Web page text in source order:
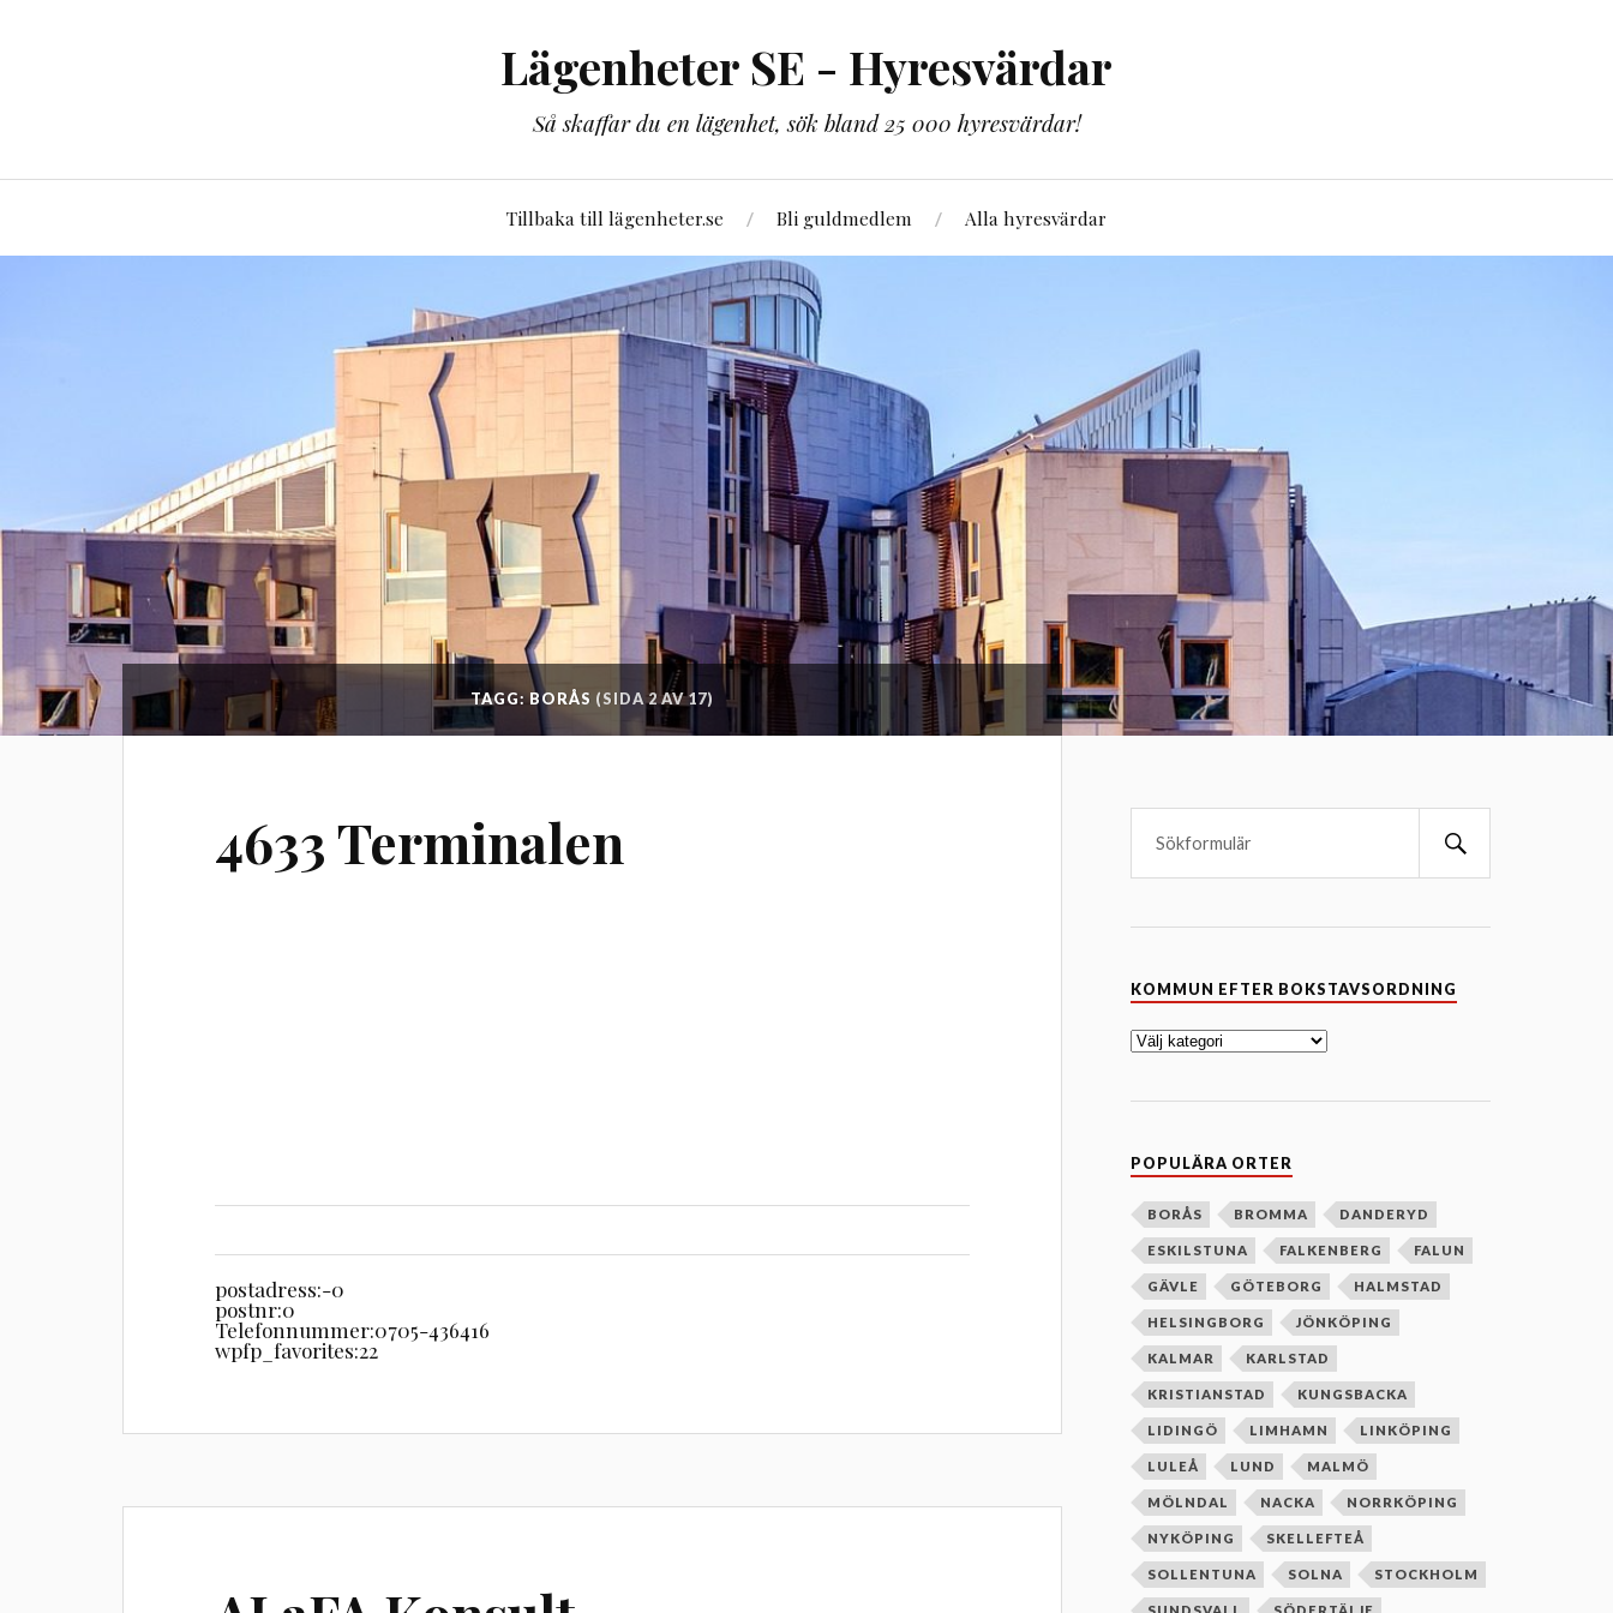
Lägenheter SE - Hyresvärdar
Så skaffar du en lägenhet, sök bland 25 000 hyresvärdar!
Tillbaka till lägenheter.se Bli guldmedlem Alla hyresvärdar
TAGG: BORÅS (SIDA 2 AV 17)
4633 Terminalen
postadress:-0
postnr:0
Telefonnummer:0705-436416
wpfp_favorites:22
KOMMUN EFTER BOKSTAVSORDNING
e
k
s
n
POPULÄRA ORTER
BORÅS BROMMA DANDERYD
ESKILSTUNA FALKENBERG FALUN
GÄVLE GÖTEBORG HALMSTAD
HELSINGBORG JÖNKÖPING
KALMAR KARLSTAD
KRISTIANSTAD KUNGSBACKA
LIDINGÖ LIMHAMN LINKÖPING
LULEÅ LUND MALMÖ
MÖLNDAL NACKA NORRKÖPING
NYKÖPING SKELLEFTEÅ
SOLLENTUNA SOLNA STOCKHOLM